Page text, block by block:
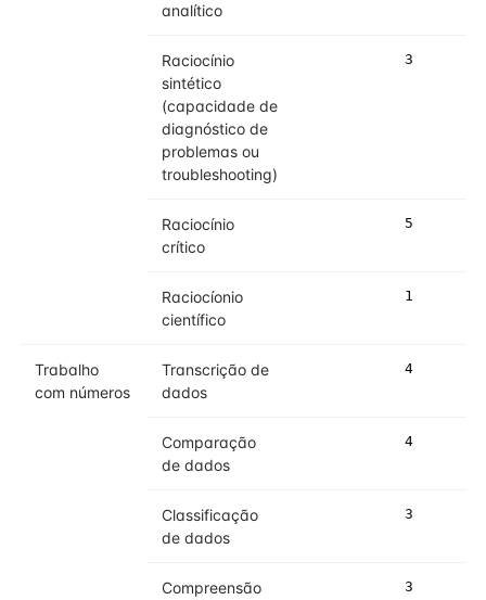
analítico
Raciocínio
sintético
(capacidade de
diagnóstico de
problemas ou
troubleshooting)
3
Raciocínio
crítico
5
Raciocíonio
científico
1
Trabalho
com números
Transcrição de
dados
4
Comparação
de dados
4
Classificação
de dados
3
Compreensão
3